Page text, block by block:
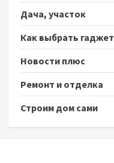
Дача, участок
Как выбрать гаджет
Новости плюс
Ремонт и отделка
Строим дом сами